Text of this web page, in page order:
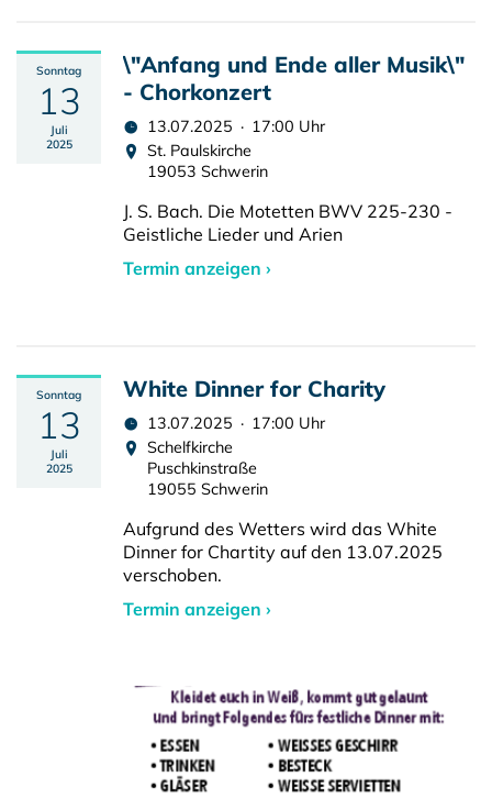
Sonntag
13
Juli
2025
\"Anfang und Ende aller Musik\"
- Chorkonzert
13.07.2025 · 17:00 Uhr
St. Paulskirche
19053 Schwerin
J. S. Bach. Die Motetten BWV 225-230 -
Geistliche Lieder und Arien
Termin anzeigen ›
Sonntag
13
Juli
2025
White Dinner for Charity
13.07.2025 · 17:00 Uhr
Schelfkirche
Puschkinstraße
19055 Schwerin
Aufgrund des Wetters wird das White
Dinner for Chartity auf den 13.07.2025
verschoben.
Termin anzeigen ›